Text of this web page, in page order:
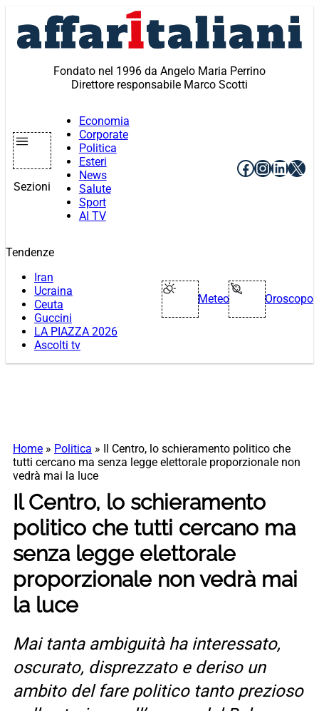
contenuto
Fondato nel 1996 da Angelo Maria Perrino
Direttore responsabile Marco Scotti
Sezioni
Economia
Corporate
Politica
Esteri
News
Salute
Sport
AI TV
Facebook
X
Tendenze
Iran
Ucraina
Ceuta
Guccini
LA PIAZZA 2026
Ascolti tv
Meteo Oroscopo
Home » Politica »
Il Centro, lo schieramento politico che
tutti cercano ma senza legge elettorale proporzionale non
vedrà mai la luce
Il Centro, lo schieramento
politico che tutti cercano ma
senza legge elettorale
proporzionale non vedrà mai
la luce
Mai tanta ambiguità ha interessato,
oscurato, disprezzato e deriso un
ambito del fare politico tanto prezioso